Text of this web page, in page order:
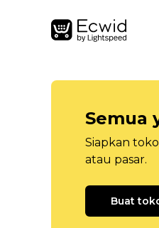
Semua
Siapkan
atau pasar.
Buat